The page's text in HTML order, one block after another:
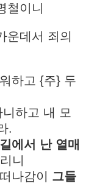
철이니
운데서 죄의
하고 {주} 두
하고 내 모
.
에서 난 열매
니
나감이 그들